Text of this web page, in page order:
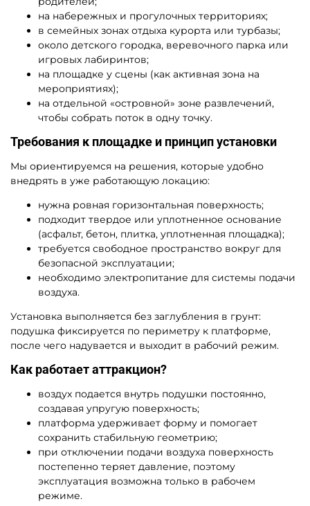
на набережных и прогулочных территориях;
в семейных зонах отдыха курорта или турбазы;
около детского городка, веревочного парка или
игровых лабиринтов;
на площадке у сцены (как активная зона на
мероприятиях);
на отдельной «островной» зоне развлечений,
чтобы собрать поток в одну точку.
Требования к площадке и принцип установки
Мы ориентируемся на решения, которые удобно
внедрять в уже работающую локацию:
нужна ровная горизонтальная поверхность;
подходит твердое или уплотненное основание
(асфальт, бетон, плитка, уплотненная площадка);
требуется свободное пространство вокруг для
безопасной эксплуатации;
необходимо электропитание для системы подачи
воздуха.
Установка выполняется без заглубления в грунт:
подушка фиксируется по периметру к платформе,
после чего надувается и выходит в рабочий режим.
Как работает аттракцион?
воздух подается внутрь подушки постоянно,
создавая упругую поверхность;
платформа удерживает форму и помогает
сохранить стабильную геометрию;
при отключении подачи воздуха поверхность
постепенно теряет давление, поэтому
эксплуатация возможна только в рабочем
режиме.